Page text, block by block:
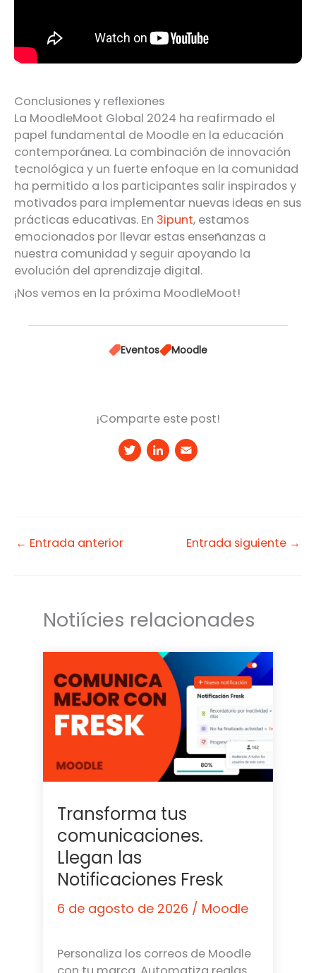
Conclusiones y reflexiones
La MoodleMoot Global 2024 ha reafirmado el
papel fundamental de Moodle en la educación
contemporánea. La combinación de innovación
tecnológica y un fuerte enfoque en la comunidad
ha permitido a los participantes salir inspirados y
motivados para implementar nuevas ideas en sus
prácticas educativas. En 3ipunt, estamos
emocionados por llevar estas enseñanzas a
nuestra comunidad y seguir apoyando la
evolución del aprendizaje digital.
¡Nos vemos en la próxima MoodleMoot!
Eventos Moodle
¡Comparte este post!
T Li
d
← Entrada anterior Entrada siguiente →
Notiícies relacionades
Transforma tus
comunicaciones.
Llegan las
Notificaciones Fresk
6 de agosto de 2026 / Moodle
Personaliza los correos de Moodle